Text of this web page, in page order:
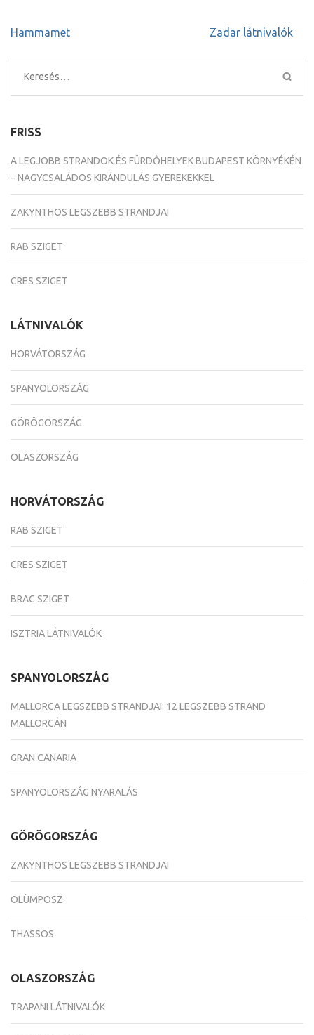
Bejegyzés
Hammamet Zadar látnivalók
Keresés:
FRISS
A LEGJOBB STRANDOK ÉS FÜRDŐHELYEK BUDAPEST KÖRNYÉKÉN
– NAGYCSALÁDOS KIRÁNDULÁS GYEREKEKKEL
ZAKYNTHOS LEGSZEBB STRANDJAI
RAB SZIGET
CRES SZIGET
LÁTNIVALÓK
HORVÁTORSZÁG
SPANYOLORSZÁG
GÖRÖGORSZÁG
OLASZORSZÁG
HORVÁTORSZÁG
RAB SZIGET
CRES SZIGET
BRAC SZIGET
ISZTRIA LÁTNIVALÓK
SPANYOLORSZÁG
MALLORCA LEGSZEBB STRANDJAI: 12 LEGSZEBB STRAND
MALLORCÁN
GRAN CANARIA
SPANYOLORSZÁG NYARALÁS
GÖRÖGORSZÁG
ZAKYNTHOS LEGSZEBB STRANDJAI
OLÜMPOSZ
THASSOS
OLASZORSZÁG
TRAPANI LÁTNIVALÓK